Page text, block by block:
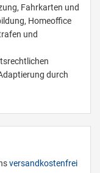
Fahrkarten und
Homeoffice
und
durch
versandkostenfrei